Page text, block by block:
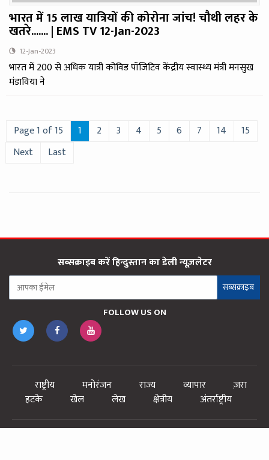
भारत में 15 लाख यात्रियों की कोरोना जांच! चौथी लहर के
खतरे....... | EMS TV 12-Jan-2023
12-Jan-2023
भारत में 200 से अधिक यात्री कोविड पॉजिटिव केंद्रीय स्वास्थ्य मंत्री मनसुख
मंडाविया ने
Page 1 of 15 1 2 3 4 5 6 7 14
15
Next
Last
सब्सक्राइब करें हिन्दुस्तान का डेली न्यूज़लेटर
सब्सक्राइब
FOLLOW US ON
राष्ट्रीय मनोरंजन राज्य व्यापार
ज़रा
हटके
खेल लेख क्षेत्रीय अंतर्राष्ट्रीय